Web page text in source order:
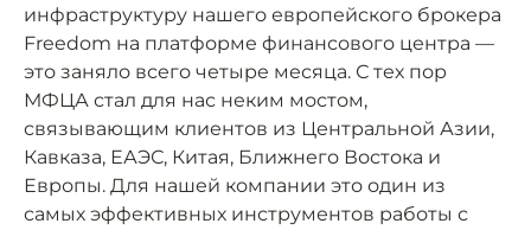
инфраструктуру нашего европейского брокера
Freedom на платформе финансового центра —
это заняло всего четыре месяца. С тех пор
МФЦА стал для нас неким мостом,
связывающим клиентов из Центральной Азии,
Кавказа, ЕАЭС, Китая, Ближнего Востока и
Европы. Для нашей компании это один из
самых эффективных инструментов работы с